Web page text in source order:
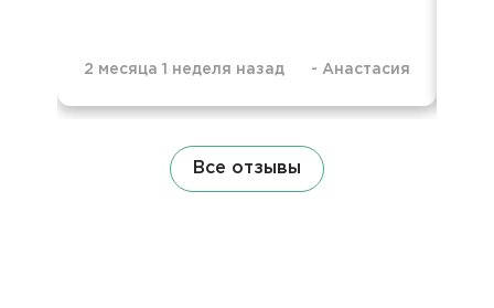
2 месяца 1 неделя назад - Анастасия
Все отзывы